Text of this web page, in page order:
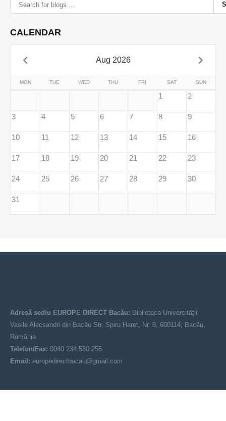
CALENDAR
Aug 2026
MON TUE WED THU FRI SAT SUN
1 2
3 4 5 6 7 8 9
10 11 12 13 14 15 16
17 18 19 20 21 22 23
24 25 26 27 28 29 30
31
Adresă sediu EUROPE DIRECT Bacău: Biblioteca Universității
Vasile Alecsandri din Bacău Str. Spiru Haret, Nr. 8, 600114, Bacău,
România
Telefon/Fax: 0040.234.530.255
Email: europedirectbacau@gmail.com